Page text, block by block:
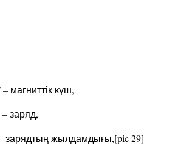
күш,
зарядтың жылдамдығы,[pic 29]